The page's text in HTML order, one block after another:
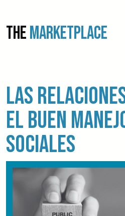
THEMARKETPLACE
Las
el buen
sociales